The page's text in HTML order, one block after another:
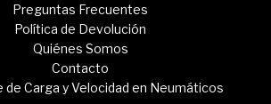
Preguntas Frecuentes
Política de Devolución
Quiénes Somos
Contacto
de Carga y Velocidad en Neumáticos